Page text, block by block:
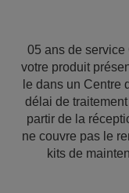
05 ans de service
votre produit
le dans un Centre
délai de
partir de la
ne couvre pas le
kits de